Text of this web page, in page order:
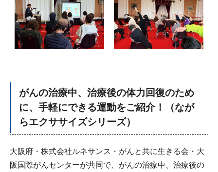
がんの治療中、治療後の体力回復のため
に、手軽にできる運動をご紹介！（なが
らエクササイズシリーズ）
大阪府・株式会社ルネサンス・がんと共に生きる会・大
阪国際がんセンターが共同で、がんの治療中、治療後の